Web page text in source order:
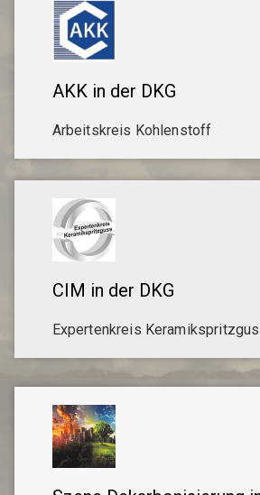
AKK in der DKG
Arbeitskreis Kohlenstoff
CIM in der DKG
Expertenkreis